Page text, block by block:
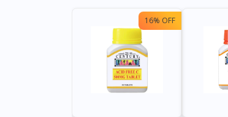
16% OFF